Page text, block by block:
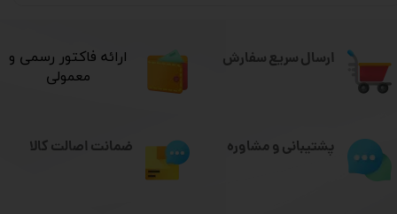
ارسال سریع سفارش
​ارائه فاکتور رسمی و
معمولی
پشتیبانی و مشاوره ضمانت اصالت کالا